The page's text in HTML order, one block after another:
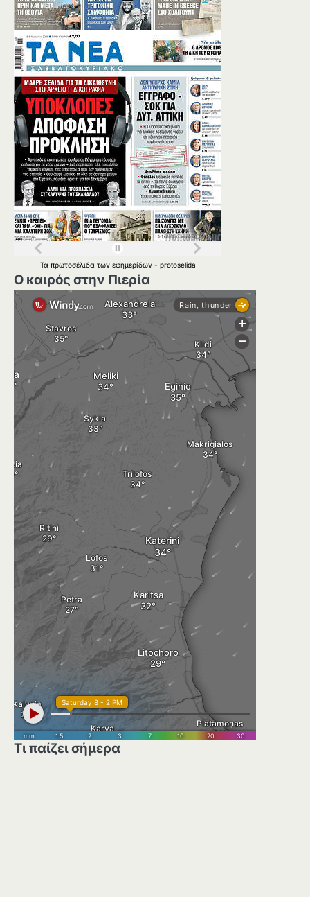
Τα πρωτοσέλιδα των εφημερίδων - protoselida
Ο καιρός στην Πιερία
Τι παίζει σήμερα